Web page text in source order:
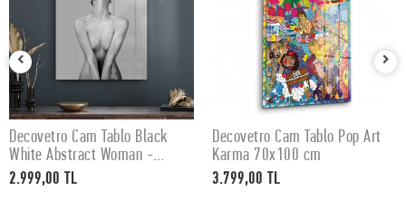
SEPETE EKLE
Decovetro Cam Tablo Black
White Abstract Woman -
50x70 cm
2.999,00 TL
SEPETE EKLE
Decovetro Cam Tablo Pop Art
Karma 70x100 cm
3.799,00 TL